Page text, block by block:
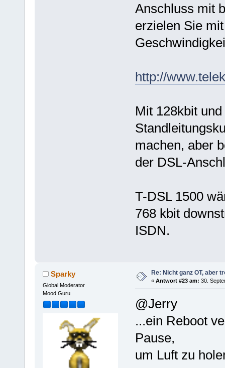
Anschluss mit
erzielen Sie
http://
Mit 128kbit
machen, aber
der DSL-
T-DSL 1500
768 kbit
ISDN.
Sparky
Global Moderator
Mood Guru
Re: Nicht ganz OT, aber
« Antwort #23 am: 30.
@Jerry
...ein Reboot
Pause,
um Luft zu